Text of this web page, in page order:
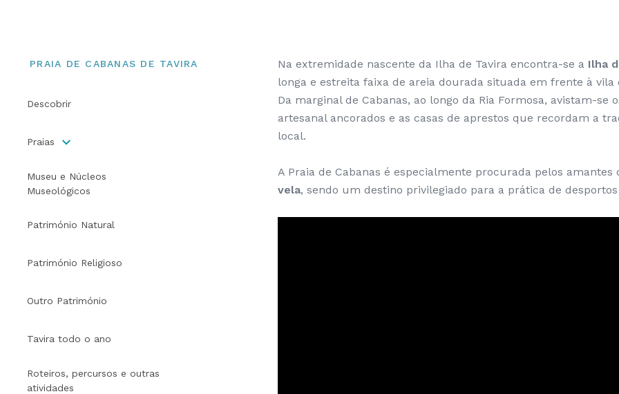
PRAIA DE CABANAS DE TAVIRA
Descobrir
Praias
Museu e Núcleos
Museológicos
Património Natural
Património Religioso
Outro Património
Tavira todo o ano
Roteiros, percursos e outras
atividades
Na extremidade nascente da Ilha de Tavira encontra-se a Ilha
longa e estreita faixa de areia dourada situada em frente à vila
Da marginal de Cabanas, ao longo da Ria Formosa, avistam-se
artesanal ancorados e as casas de aprestos que recordam a
local.
A Praia de Cabanas é especialmente procurada pelos amantes
vela, sendo um destino privilegiado para a prática de